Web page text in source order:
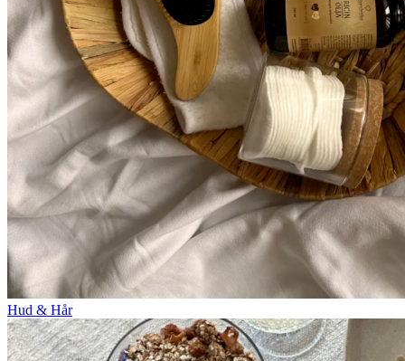
Hud & Hår